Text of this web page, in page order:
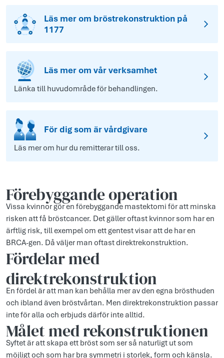
Läs mer om bröstrekonstruktion på
1177
Läs mer om vår verksamhet
Länka till huvudområde för behandlingen.
För dig som är vårdgivare
Läs mer om hur du remitterar till oss.
Förebyggande operation
Vissa kvinnor gör en förebyggande mastektomi för att minska
risken att få bröstcancer. Det gäller oftast kvinnor som har en
ärftlig risk, till exempel om ett gentest visar att de har en
BRCA-gen. Då väljer man oftast direktrekonstruktion.
Fördelar med
direktrekonstruktion
En fördel är att man kan behålla mer av den egna brösthuden
och ibland även bröstvårtan. Men direktrekonstruktion passar
inte för alla och erbjuds därför inte alltid.
Målet med rekonstruktionen
Syftet är att skapa ett bröst som ser så naturligt ut som
möjligt och som har bra symmetri i storlek, form och känsla.